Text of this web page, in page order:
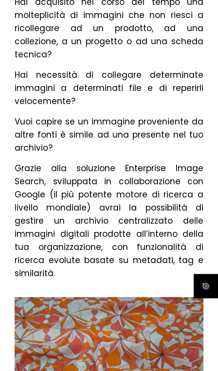
molteplicità di immagini che non riesci a
ricollegare ad un prodotto, ad una
collezione, a un progetto o ad una scheda
tecnica?
Hai necessità di collegare determinate
immagini a determinati file e di reperirli
velocemente?
Vuoi capire se un immagine proveniente da
altre fonti è simile ad una presente nel tuo
archivio?
Grazie alla soluzione Enterprise Image
Search, sviluppata in collaborazione con
Google (il più potente motore di ricerca a
livello mondiale) avrai la possibilità di
gestire un archivio centralizzato delle
immagini digitali prodotte all’interno della
tua organizzazione, con funzionalità di
ricerca evolute basate su metadati, tag e
similarità.